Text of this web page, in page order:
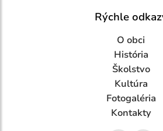
Rýchle
O obci
História
Školstvo
Kultúra
Fotogaléria
Kontakty